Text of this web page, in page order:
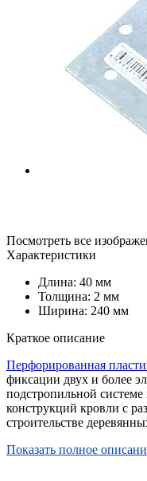
Посмотреть все
Характеристики
Длина: 40 мм
Толщина: 2 мм
Ширина: 240 мм
Краткое описание
Перфорированная
фиксации двух и более
подстропильной
конструкций кровли с
строительстве
Показать полное